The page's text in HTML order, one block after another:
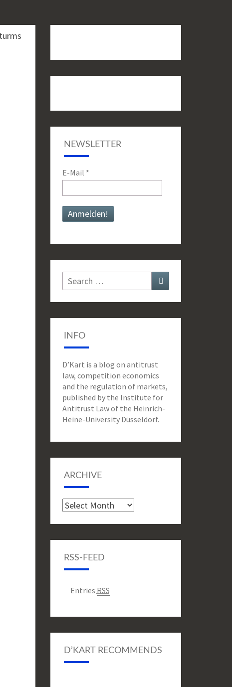
NEWSLETTER
E-Mail *
Search
for:
Search
INFO
D’Kart is a blog on antitrust
law, competition economics
and the regulation of markets,
published by the Institute for
Antitrust Law of the Heinrich-
Heine-University Düsseldorf.
ARCHIVE
Archive
RSS-FEED
Entries RSS
D’KART RECOMMENDS